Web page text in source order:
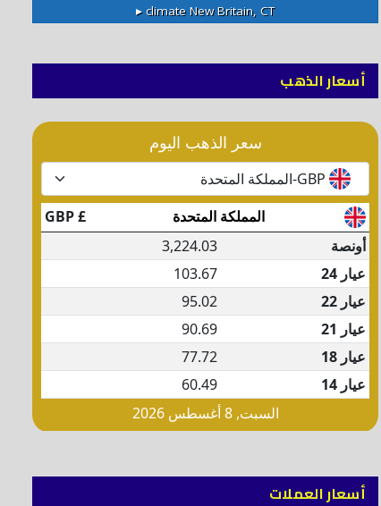
New Britain, CT
أسعار الذهب
أسعار العملات